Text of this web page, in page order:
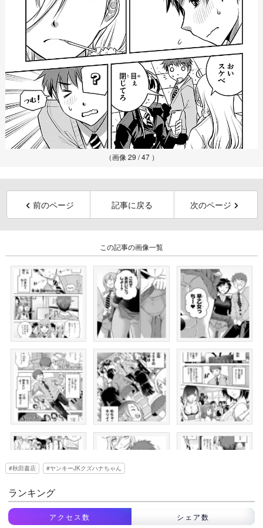
（画像 29 / 47 ）
前のページ 記事に戻る 次のページ
この記事の画像一覧
秋田書店 ヤンキーJKクズハナちゃん
ランキング
アクセス数 シェア数